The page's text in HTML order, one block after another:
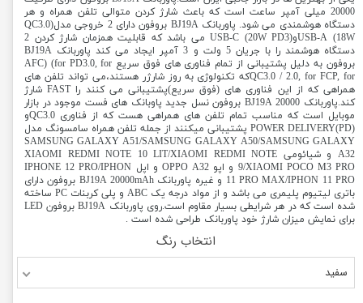
20000 میلی آمپر ساعت است که باعث شارژ کردن متوالی تلفن همراه و هر
دستگاه هوشمندی می شود. پاوربانک BJ19A بروفون دارای 2 خروجی مدل(QC3.0
18W) USB-AوUSB-C (20W PD3) می باشد که قابلیت همزمان شارژ کردن 2
دستگاه هوشمند را با جریان 5 ولت و 3 آمپر ایجاد می کند پاوربانک BJ19A
بروفون به دلیل پشتیبانی از تمام فناوری های فوق سریع AFC) (for PD3.0, for
QC3.0 / 2.0, for FCP, forکه تکنولوژی به روز شارژر هستند،می تواند تلفن های
همراهی که از این فناوری های (فوق سریع)پشتیبانی می کنند را FAST شارژ
کند.پاوربانک BJ19A 20000 بروفون نسل جدید پاوبانک های فست موجود در بازار
موبایل است که مناسب تمام تلفن های همراهی هست که از فناوری QC3.0و
POWER DELIVERY(PD) پشتیبانی میکنند از جمله تلفن همراه سامسونگ مدل
SAMSUNG GALAXY A51/SAMSUNG GALAXY A50/SAMSUNG GALAXY
A32 و شیائومی XIAOMI REDMI NOTE 10 LIT/XIAOMI REDMI NOTE
9/XIAOMI POCO M3 PRO و اپو OPPO A32 و اپل IPHONE 12 PRO/IPHON
11 PRO MAX/IPHON 11 PRO و غیره پاوربانک BJ19A 20000mAh بروفون دارای
باتری لیتیوم پلیمری می باشد و از مواد درجه یک ABC و پلی کربنات PC ساخته
شده است که در هر شرایطی بسیار مقاوم است.روی پاوربانک BJ19A بروفون LED
برای نمایش میزان شارژ خود پاوربانک طراحی شده است .
انتخاب رنگ
سفید